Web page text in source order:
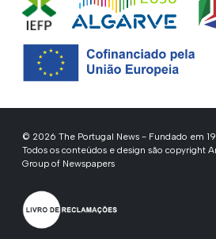
© 2026 The Portugal News - Fundado em
Todos os conteúdos e design são copyright
Group of Newspapers